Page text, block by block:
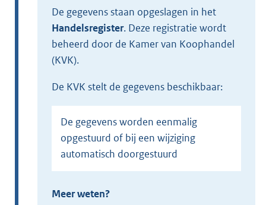
De gegevens staan opgeslagen in het
Handelsregister. Deze registratie wordt
beheerd door de Kamer van Koophandel
(KVK).
de KVK stelt de gegevens beschikbaar:
De gegevens worden eenmalig
opgestuurd of bij een wijziging
automatisch doorgestuurd
Meer weten?